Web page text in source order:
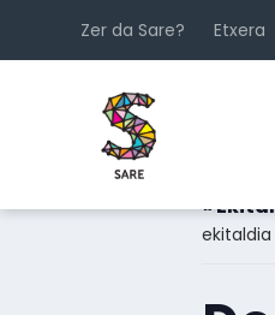
Zer da Sare? Etxera
«